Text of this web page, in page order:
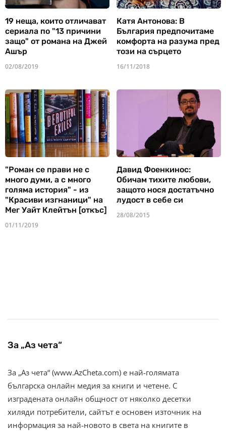
19 неща, които отличават
сериала по "13 причини
защо" от романа на Джей
Ашър
02/08/2019
Катя Антонова: В
България предпочитаме
комфорта на разума пред
този на сърцето
16/11/2018
"Роман се прави не с
много думи, а с много
голяма история" - из
"Красиви изгнаници" на
Мег Уайт Клейтън [откъс]
01/11/2019
Давид Фоенкинос:
Обичам тихите любови,
защото нося достатъчно
лудост в себе си
28/08/2015
За „Аз чета“
За „Аз чета“ (www.AzCheta.com) е най-голямата
българска онлайн медия за книги и четене. С
изградената онлайн общност от няколко десетки
хиляди потребители, сайтът е основен източник на
информация за най-новото в света на книгите в